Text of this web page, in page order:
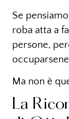
Se
roba atta a
persone,
Ma non è
La